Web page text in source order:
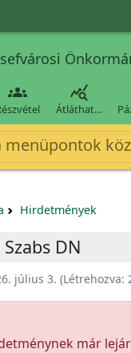
 
Átláthat…
menüpontok
Hirdetmények
DN
július 3. (Létrehozva:
már